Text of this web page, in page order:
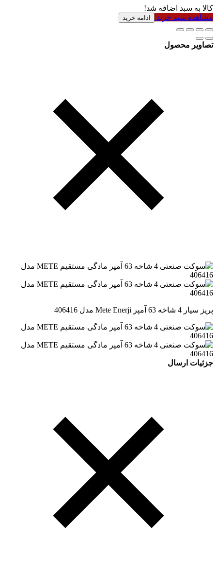
کالا به سبد اضافه شد!
مشاهده سبد خرید
ادامه خرید
تصاویر محصول
پریز سیار 4 شاخه 63 آمپر Mete Enerji مدل 406416
جزئیات ارسال